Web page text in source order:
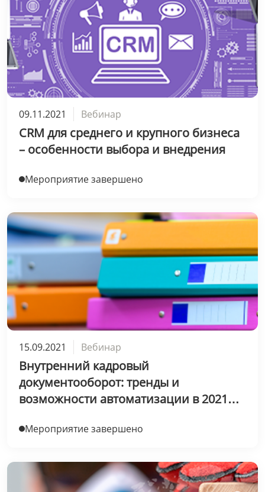
09.11.2021 Вебинар
CRM для среднего и крупного бизнеса
– особенности выбора и внедрения
Мероприятие завершено
15.09.2021 Вебинар
Внутренний кадровый
документооборот: тренды и
возможности автоматизации в 2021
Мероприятие завершено